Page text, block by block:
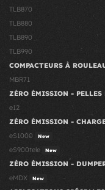
TLB870
TLB880
TLB890
TLB990
COMPACTEURS À
MBR71
ZÉRO ÉMISSION - PELLES
e12
ZÉRO ÉMISSION -
eS1000
New
eS900tele New
ZÉRO ÉMISSION -
eMDX
New